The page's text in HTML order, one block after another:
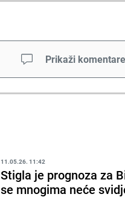
Prikaži komentare
11.05.26. 11:42
Stigla je prognoza za
se mnogima neće